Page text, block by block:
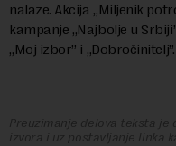
nalaze. Akcija „Miljenik
kampanje „Najbolje u
„Moj izbor” i „Dobročinitelj”.
Preuzimanje delova teksta je
izvora i uz postavljanje linka